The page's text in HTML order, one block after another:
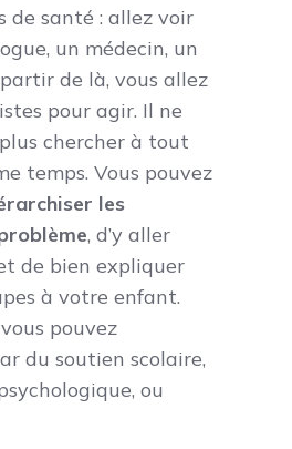
de santé : allez voir
un médecin, un
de là, vous allez
pour agir. Il ne
chercher à tout
temps. Vous pouvez
les
, d’y aller
de bien expliquer
à votre enfant.
pouvez
du soutien scolaire,
ou